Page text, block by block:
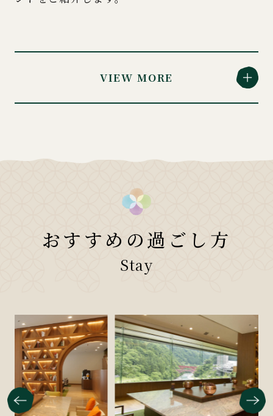
VIEW MORE
おすすめの過ごし方
Stay